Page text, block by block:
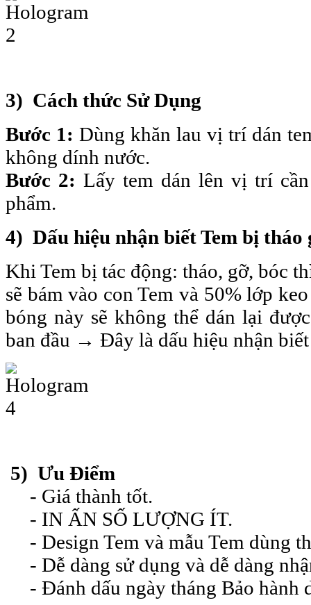
3) Cách thức Sử Dụng
Bước 1: Dùng khăn lau vị trí dán
không dính nước.
Bước 2: Lấy tem dán lên vị trí
phẩm.
4) Dấu hiệu nhận biết Tem bị tháo
Khi Tem bị tác động: tháo, gỡ, bóc
sẽ bám vào con Tem và 50%lớp keo
bóng này sẽ không thể dán lại
ban đầu → Đây là dấu hiệu nhận
5) Ưu Điểm
- Giá thành tốt.
- IN ẤN SỐ LƯỢNG ÍT.
- Design Tem và mẫu Tem dùng
- Dễ dàng sử dụng và dễ dàng
- Đánh dấu ngày tháng Bảo hành